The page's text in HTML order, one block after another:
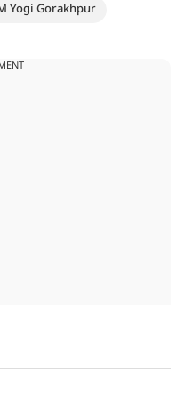
Yogi Gorakhpur